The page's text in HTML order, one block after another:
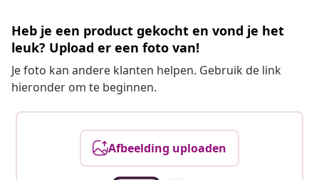
Heb je een product gekocht en vond je het
leuk? Upload er een foto van!
Je foto kan andere klanten helpen. Gebruik de link
hieronder om te beginnen.
Afbeelding uploaden